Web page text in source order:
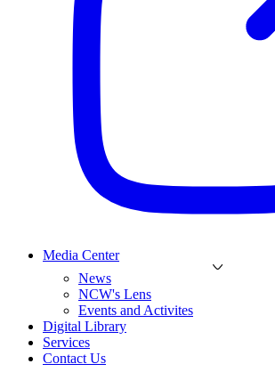
Media Center
News
NCW's Lens
Events and Activites
Digital Library
Services
Contact Us